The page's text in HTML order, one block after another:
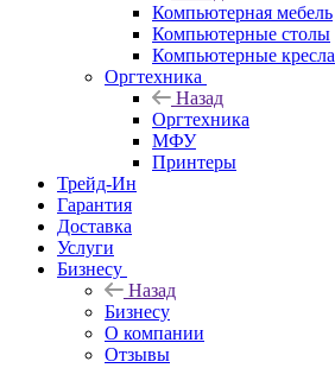
Компьютерная мебель
Компьютерные столы
Компьютерные кресла
Оргтехника
Назад
Оргтехника
МФУ
Принтеры
Трейд-Ин
Гарантия
Доставка
Услуги
Бизнесу
Назад
Бизнесу
О компании
Отзывы